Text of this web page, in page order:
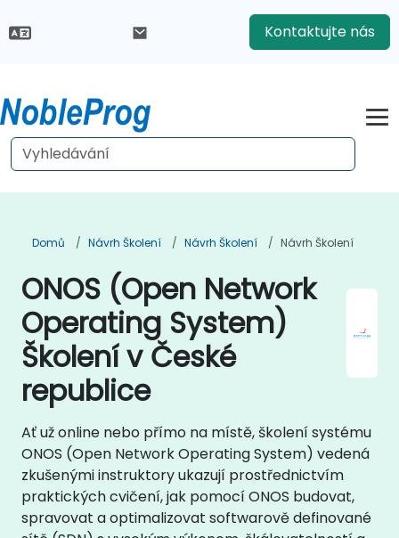
Kontaktujte nás
Domů Návrh Školení Návrh Školení Návrh Školení
ONOS (Open Network
Operating System)
Školení v České
republice
Ať už online nebo přímo na místě, školení systému
ONOS (Open Network Operating System) vedená
zkušenými instruktory ukazují prostřednictvím
praktických cvičení, jak pomocí ONOS budovat,
spravovat a optimalizovat softwarově definované